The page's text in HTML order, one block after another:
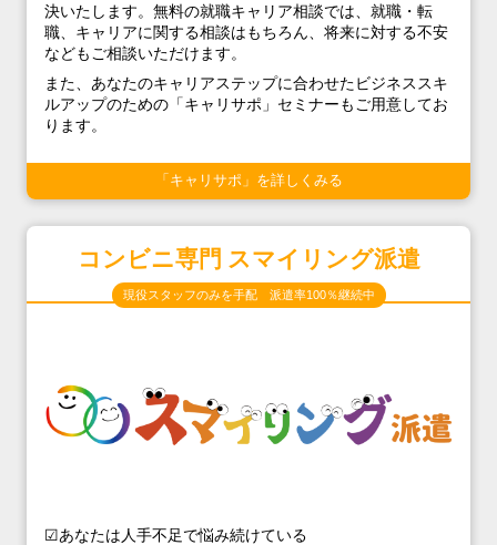
決いたします。無料の就職キャリア相談では、就職・転
職、キャリアに関する相談はもちろん、将来に対する不安
などもご相談いただけます。
また、あなたのキャリアステップに合わせたビジネススキ
ルアップのための「キャリサポ」セミナーもご用意してお
ります。
「キャリサポ」を詳しくみる
コンビニ専門 スマイリング派遣
現役スタッフのみを手配 派遣率100％継続中
☑あなたは人手不足で悩み続けている